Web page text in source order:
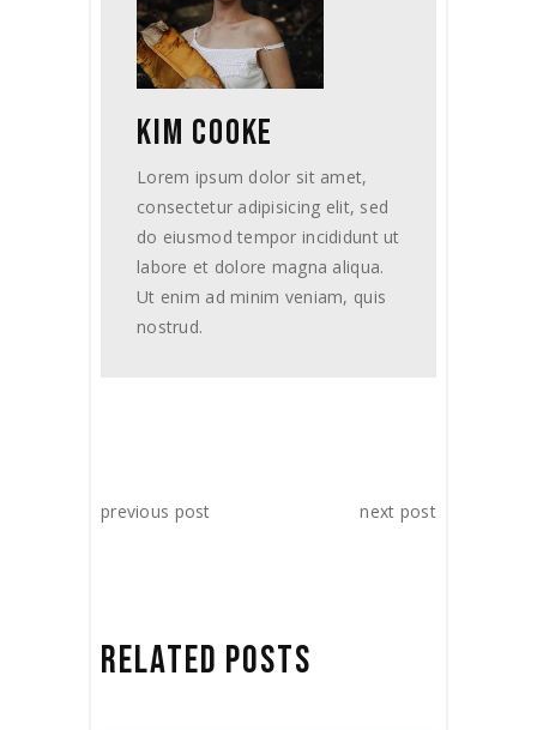
KIM COOKE
Lorem ipsum dolor sit amet,
consectetur adipisicing elit, sed
do eiusmod tempor incididunt ut
labore et dolore magna aliqua.
Ut enim ad minim veniam, quis
nostrud.
previous post next post
RELATED POSTS